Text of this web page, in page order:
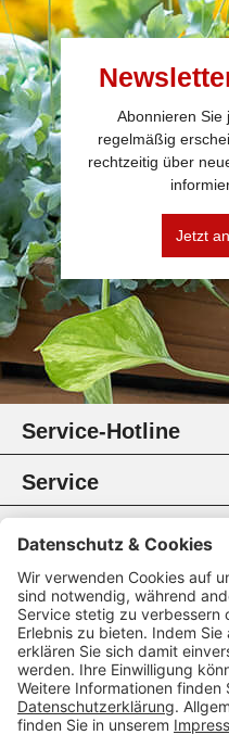
Abonnieren Sie
regelmäßig
rechtzeitig über
Jetzt
Service-Hotline
Service
Information
Rechtliches
Zahlungsmethoden
Zertifikate